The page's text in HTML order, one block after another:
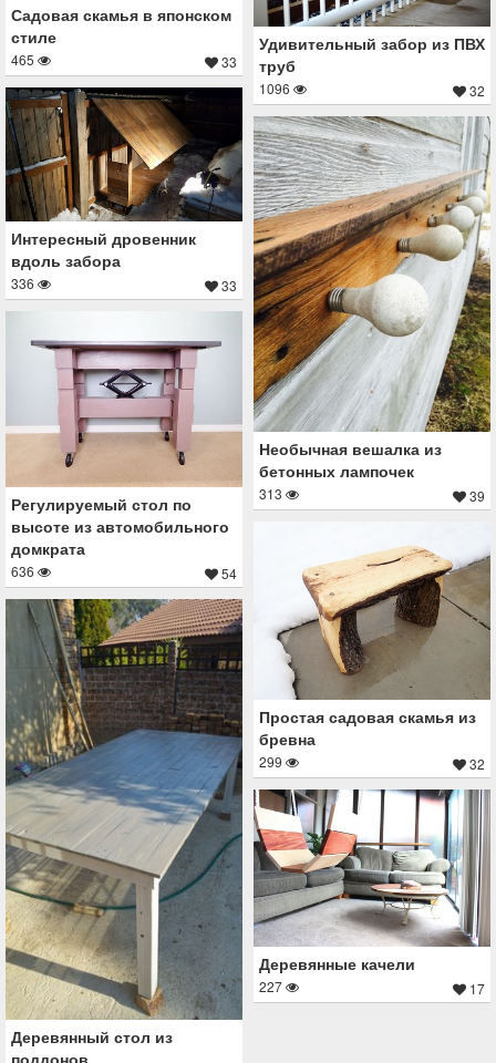
Садовая скамья в японском
стиле
465 33
Удивительный забор из ПВХ
труб
1096 32
Интересный дровенник
вдоль забора
336 33
Необычная вешалка из
бетонных лампочек
313 39
Регулируемый стол по
высоте из автомобильного
домкрата
636 54
Простая садовая скамья из
бревна
299 32
Деревянный стол из
Деревянные качели
227 17